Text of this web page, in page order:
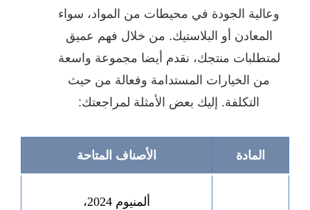
الجودة في محيطات من المواد، سواء
المعادن أو البلاستيك. من خلال فهم عميق
منتجك، نقدم أيضا مجموعة واسعة
من الخيارات المستدامة وفعالة من حيث
التكلفة. إليك بعض الأمثلة لمراجعتك:
الأصناف المتاحة
ألمنيوم 2024،